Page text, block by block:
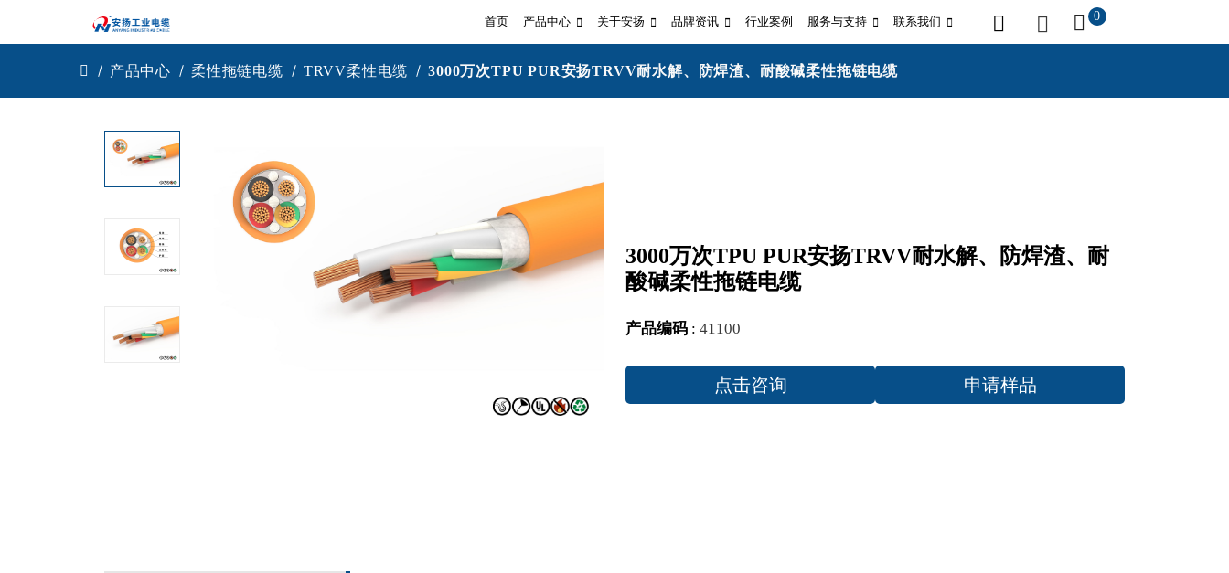
首页 产品中心 关于安扬 品牌资讯 行业案例 服务与支持 联系我们 0
产品中心 柔性拖链电缆 TRVV柔性电缆 3000万次TPU PUR安扬TRVV耐水解、防焊渣、耐酸碱柔性拖链电缆
3000万次TPU PUR安扬TRVV耐水解、防焊渣、耐
酸碱柔性拖链电缆
产品编码 : 41100
点击咨询 申请样品